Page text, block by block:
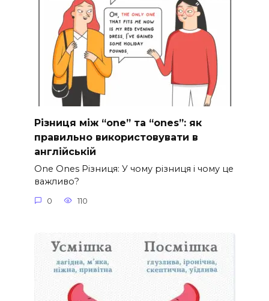
Різниця між “one” та “ones”: як
правильно використовувати в
англійській
One Ones Різниця: У чому різниця і чому це
важливо?
0 110